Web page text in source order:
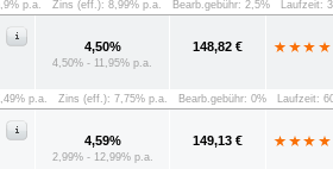
p.a. Zins (eff.): 8,99% p.a. Bearb.gebühr: 2,5% Laufzeit:
4,50%
4,50% - 11,95% p.a.
148,82 €
p.a. Zins (eff.): 7,75% p.a. Bearb.gebühr: 0% Laufzeit:
4,59%
2,99% - 12,99% p.a.
149,13 €